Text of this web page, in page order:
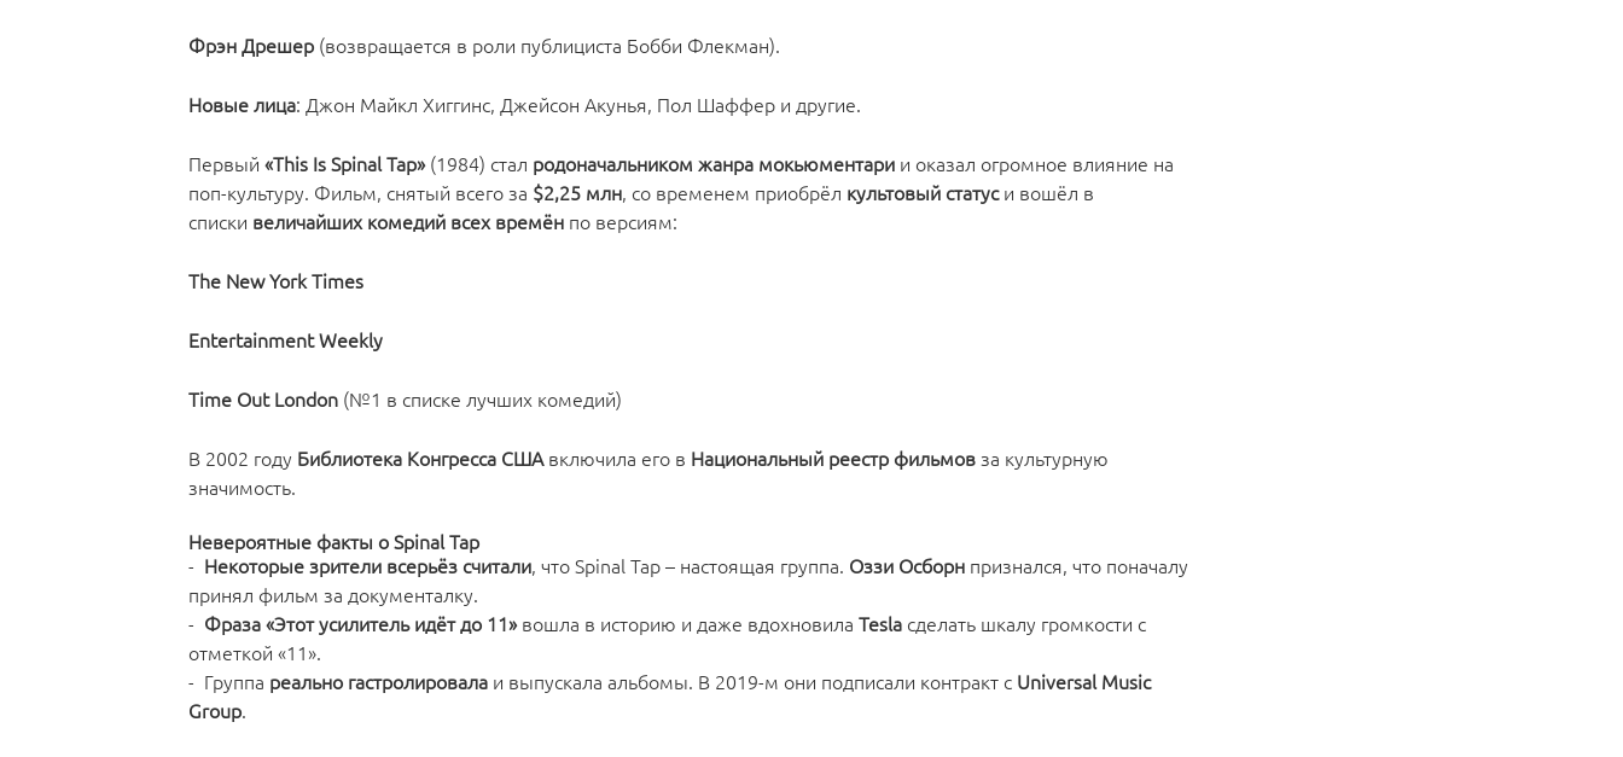
Фрэн Дрешер (возвращается в роли публициста Бобби Флекман).
Новые лица: Джон Майкл Хиггинс, Джейсон Акунья, Пол Шаффер и другие.
Первый «This Is Spinal Tap»(1984) стал родоначальником жанра мокьюментари и оказал огромное влияние на
поп-культуру. Фильм, снятый всего за $2,25 млн, со временем приобрёл культовый статуси вошёл в
списки величайших комедий всех времён по версиям:
The New York Times
Entertainment Weekly
Time Out London (№1 в списке лучших комедий)
В 2002 году Библиотека Конгресса СШАвключила его в Национальный реестр фильмов за культурную
значимость.
Невероятные факты о Spinal Tap
- Некоторые зрители всерьёз считали, что Spinal Tap – настоящая группа. Оззи Осборн признался, что поначалу
принял фильм за документалку.
- Фраза «Этот усилитель идёт до 11»вошла в историю и даже вдохновила Tesla сделать шкалу громкости с
отметкой «11».
- Группа реально гастролировала и выпускала альбомы. В 2019-м они подписали контракт с Universal Music
Group.